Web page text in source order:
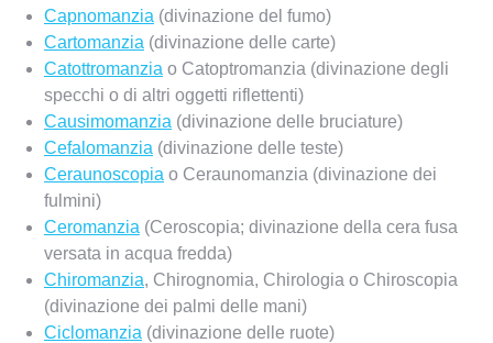
Capnomanzia (divinazione del fumo)
Cartomanzia (divinazione delle carte)
Catottromanzia o Catoptromanzia (divinazione degli
specchi o di altri oggetti riflettenti)
Causimomanzia (divinazione delle bruciature)
Cefalomanzia (divinazione delle teste)
Ceraunoscopia o Ceraunomanzia (divinazione dei
fulmini)
Ceromanzia (Ceroscopia; divinazione della cera fusa
versata in acqua fredda)
Chiromanzia, Chirognomia, Chirologia o Chiroscopia
(divinazione dei palmi delle mani)
Ciclomanzia (divinazione delle ruote)